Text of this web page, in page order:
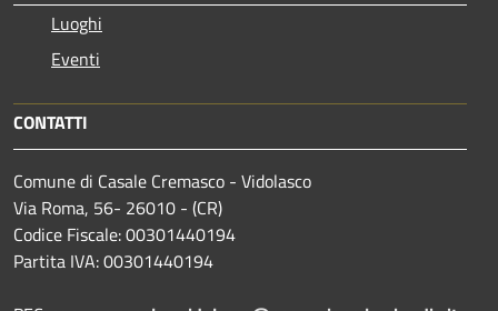
Luoghi
Eventi
CONTATTI
Comune di Casale Cremasco - Vidolasco
Via Roma, 56- 26010 - (CR)
Codice Fiscale: 00301440194
Partita IVA: 00301440194